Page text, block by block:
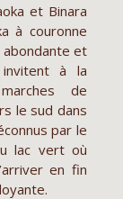
et Binara
à couronne
abondante et
invitent à la
de
le sud dans
par le
lac vert où
en fin